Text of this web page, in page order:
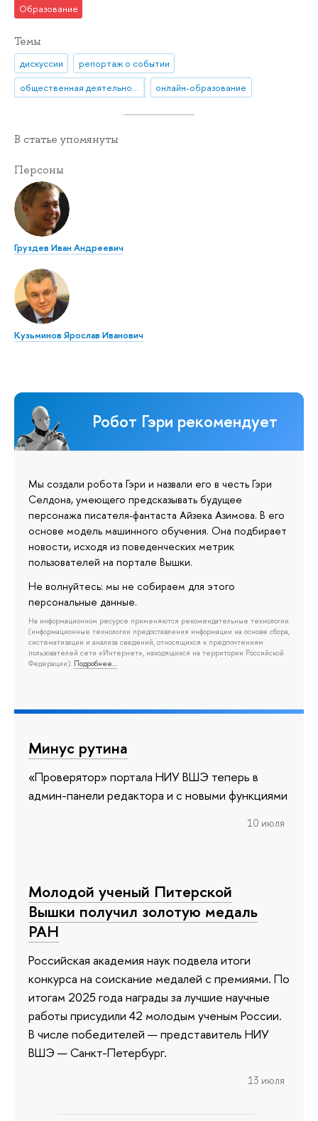
Образование
Темы
дискуссии
репортаж о событии
общественная деятельность
онлайн-образование
В статье упомянуты
Персоны
Груздев Иван Андреевич
Кузьминов Ярослав Иванович
Робот Гэри рекомендует
Мы создали робота Гэри и назвали его в честь Гэри
Селдона, умеющего предсказывать будущее
персонажа писателя-фантаста Айзека Азимова. В его
основе модель машинного обучения. Она подбирает
новости, исходя из поведенческих метрик
пользователей на портале Вышки.
Не волнуйтесь: мы не собираем для этого
персональные данные.
На информационном ресурсе применяются рекомендательные технологии
(информационные технологии предоставления информации на основе сбора,
систематизации и анализа сведений, относящихся к предпочтениям
пользователей сети «Интернет», находящихся на территории Российской
Федерации). Подробнее…
Минус рутина
«Проверятор» портала НИУ ВШЭ теперь в
админ-панели редактора и с новыми функциями
10 июля
Молодой ученый Питерской
Вышки получил золотую медаль
РАН
Российская академия наук подвела итоги
конкурса на соискание медалей с премиями. По
итогам 2025 года награды за лучшие научные
работы присудили 42 молодым ученым России.
В числе победителей — представитель НИУ
ВШЭ — Санкт-Петербург.
13 июля